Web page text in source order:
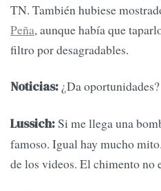
TN. También hubiese
Peña, aunque había que
filtro por desagradables.
Noticias: ¿Da oportunidades?
Lussich:Si me llega una
famoso. Igual hay mucho
de los videos. El chimento no